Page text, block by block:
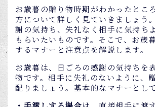
お歳暮の贈り物時期がわかったとこ
方について詳しく見ていきましょう
謝の気持ち、失礼なく相手に気持ち
もらいたいものです。そこで、お歳
するマナーと注意点を解説します。
お歳暮は、日ごろの感謝の気持ちを
物です。相手に失礼のないように、
配りましょう。基本的なマナーとして